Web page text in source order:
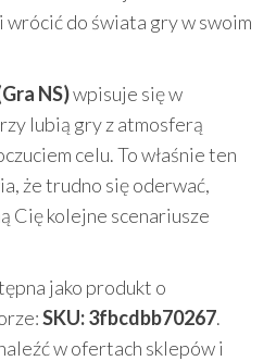
do świata gry w swoim
NS)wpisuje się w
lubią gry z atmosferą
celu. To właśnie ten
że trudno się oderwać,
Cię kolejne scenariusze
jako produkt o
SKU: 3fbcdbb70267.
w ofertach sklepów i